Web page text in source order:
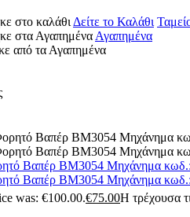
στο καλάθι Δείτε το Καλάθι
στα Αγαπημένα Αγαπημένα
από τα Αγαπημένα
Βαπέρ BM3054 Μηχάνημα
Βαπέρ BM3054 Μηχάνημα
was: €100.00.€75.00Η τρέχουσα